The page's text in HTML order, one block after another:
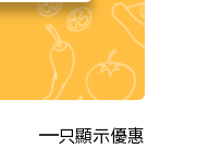
只顯示優惠